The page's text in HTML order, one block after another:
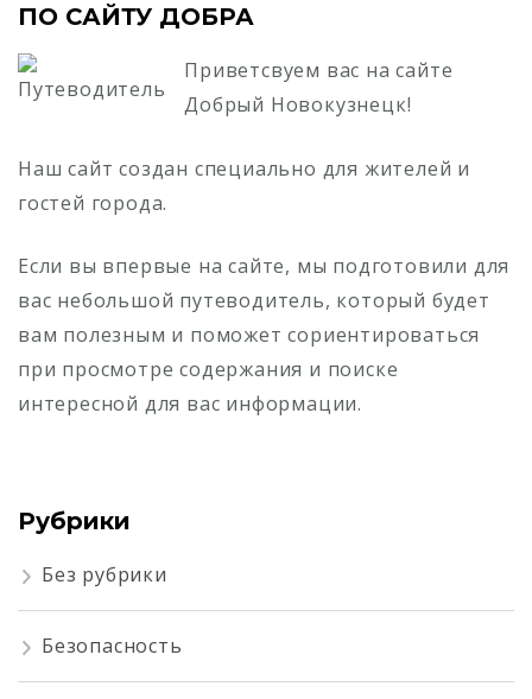
ПО САЙТУ ДОБРА
Приветсвуем вас на сайте
Добрый Новокузнецк!
Наш сайт создан специально для жителей и
гостей города.
Если вы впервые на сайте, мы подготовили для
вас небольшой путеводитель, который будет
вам полезным и поможет сориентироваться
при просмотре содержания и поиске
интересной для вас информации.
Рубрики
Без рубрики
Безопасность